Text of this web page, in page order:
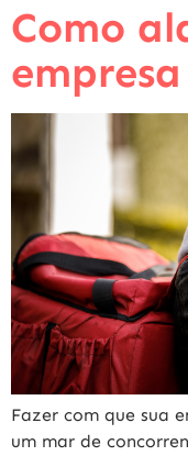
Como
Fazer com que sua
um mar de